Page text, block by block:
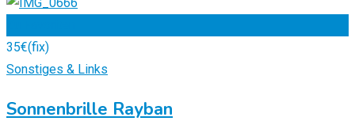
35€(fix)
Sonstiges & Links
Sonnenbrille Rayban